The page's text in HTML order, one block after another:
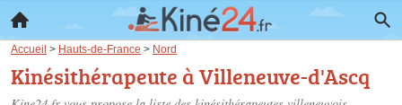
Accueil > Hauts-de-France > Nord
Kinésithérapeute à Villeneuve-d'Ascq